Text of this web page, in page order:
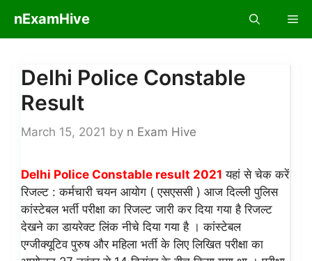
content
nExamHive
Delhi Police Constable
Result
March 15, 2021 by n Exam Hive
Delhi Police Constable result 2021 यहां से चेक करें
रिजल्ट : कर्मचारी चयन आयोग ( एसएससी ) आज दिल्ली पुलिस
कांस्टेबल भर्ती परीक्षा का रिजल्ट जारी कर दिया गया है रिजल्ट
देखने का डायरेक्ट लिंक नीचे दिया गया है । कांस्टेबल
एग्जीक्यूटिव पुरुष और महिला भर्ती के लिए लिखित परीक्षा का